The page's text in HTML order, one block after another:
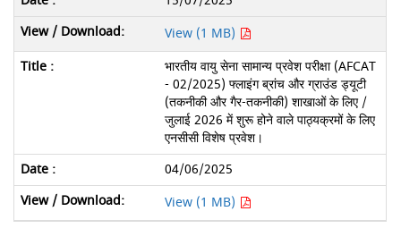
View (1 MB)
भारतीय वायु सेना सामान्य प्रवेश परीक्षा (AFCAT
- 02/2025) फ्लाइंग ब्रांच और ग्राउंड ड्यूटी
(तकनीकी और गैर-तकनीकी) शाखाओं के लिए /
जुलाई 2026 में शुरू होने वाले पाठ्यक्रमों के लिए
एनसीसी विशेष प्रवेश।
04/06/2025
View (1 MB)